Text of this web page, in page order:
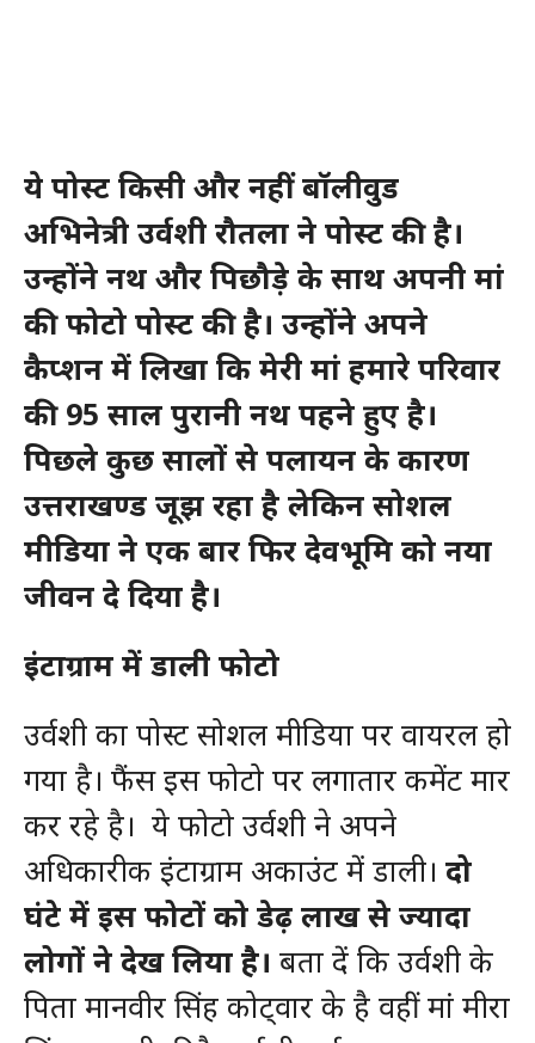
ये पोस्ट किसी और नहीं बॉलीवुड
अभिनेत्री उर्वशी रौतला ने पोस्ट की है।
उन्होंने नथ और पिछौड़े के साथ अपनी मां
की फोटो पोस्ट की है। उन्होंने अपने
कैप्शन में लिखा कि मेरी मां हमारे परिवार
की 95 साल पुरानी नथ पहने हुए है।
पिछले कुछ सालों से पलायन के कारण
उत्तराखण्ड जूझ रहा है लेकिन सोशल
मीडिया ने एक बार फिर देवभूमि को नया
जीवन दे दिया है।
इंटाग्राम में डाली फोटो
उर्वशी का पोस्ट सोशल मीडिया पर वायरल हो
गया है। फैंस इस फोटो पर लगातार कमेंट मार
कर रहे है। ये फोटो उर्वशी ने अपने
अधिकारीक इंटाग्राम अकाउंट में डाली। दो
घंटे में इस फोटों को डेढ़ लाख से ज्यादा
लोगों ने देख लिया है। बता दें कि उर्वशी के
पिता मानवीर सिंह कोट्वार के है वहीं मां मीरा